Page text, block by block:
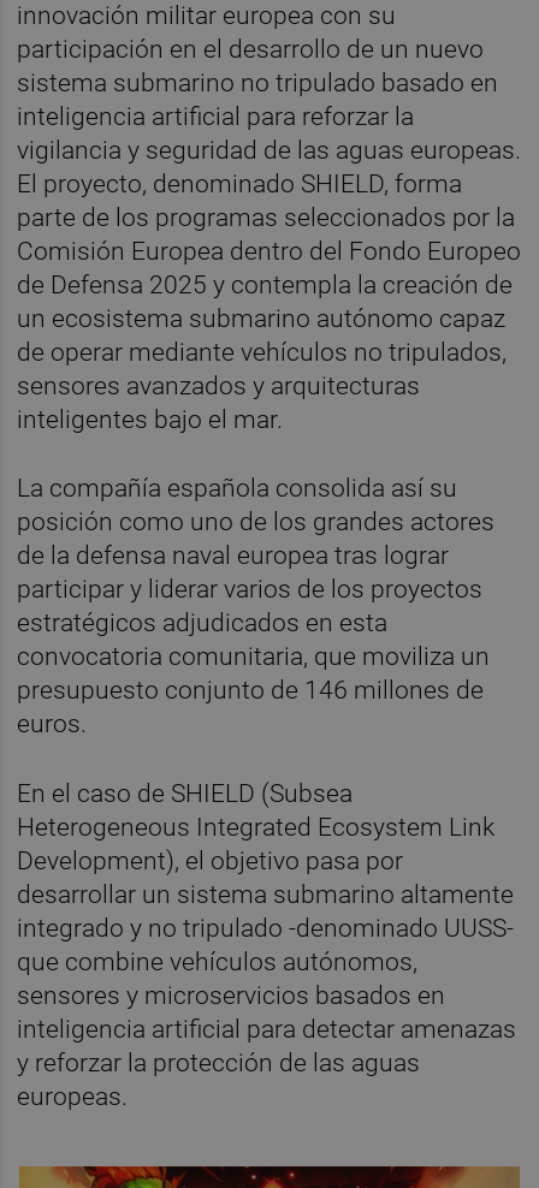
innovación militar europea con su
participación en el desarrollo de un nuevo
sistema submarino no tripulado basado en
inteligencia artificial para reforzar la
vigilancia y seguridad de las aguas europeas.
El proyecto, denominado SHIELD, forma
parte de los programas seleccionados por la
Comisión Europea dentro del Fondo Europeo
de Defensa 2025 y contempla la creación de
un ecosistema submarino autónomo capaz
de operar mediante vehículos no tripulados,
sensores avanzados y arquitecturas
inteligentes bajo el mar.
La compañía española consolida así su
posición como uno de los grandes actores
de la defensa naval europea tras lograr
participar y liderar varios de los proyectos
estratégicos adjudicados en esta
convocatoria comunitaria, que moviliza un
presupuesto conjunto de 146 millones de
euros.
En el caso de SHIELD (Subsea
Heterogeneous Integrated Ecosystem Link
Development), el objetivo pasa por
desarrollar un sistema submarino altamente
integrado y no tripulado -denominado UUSS-
que combine vehículos autónomos,
sensores y microservicios basados en
inteligencia artificial para detectar amenazas
y reforzar la protección de las aguas
europeas.